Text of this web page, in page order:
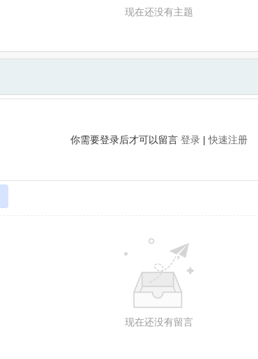
现在还没有主题
你需要登录后才可以留言 登录 |快速注册
现在还没有留言